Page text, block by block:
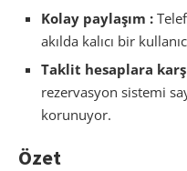
Kolay paylaşım :
akılda kalıcı bir
Taklit hesaplara
rezervasyon sistemi
korunuyor.
Özet